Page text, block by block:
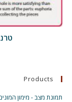
Products
תמונת מצב - מימון